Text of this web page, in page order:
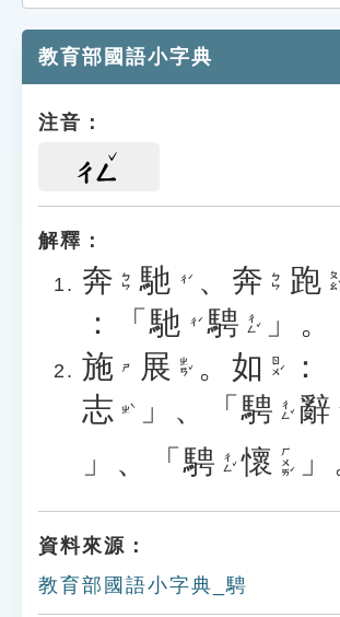
教育部國語小字典
注音：
ㄔㄥ
解釋：
奔 ㄅㄣ 馳 ㄔˊ 、 奔 ㄅㄣ 跑 ㄆㄠˇ
：「馳 ㄔˊ 騁 ㄔㄥˇ
」。
施
ㄕ 展 ㄓㄢˇ 。 如 ㄖㄨˊ ：
志 ㄓˋ 」、「騁 ㄔㄥˇ 辭
」、「騁 ㄔㄥˇ 懷 ㄏㄨㄞˊ 」
資料來源：
教育部國語小字典_騁